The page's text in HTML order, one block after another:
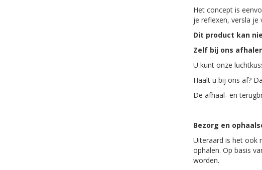
Het concept is
je reflexen, versla je
Dit product kan
Zelf bij ons
U kunt onze
Haalt u bij ons af?
De afhaal- en
Bezorg en
Uiteraard is het ook
ophalen. Op basis
worden.